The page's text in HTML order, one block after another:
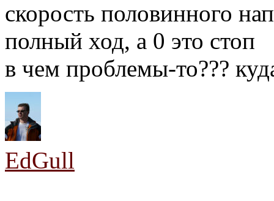
скорость половинного
полный ход, а 0 это стоп
в чем проблемы-то???
EdGull